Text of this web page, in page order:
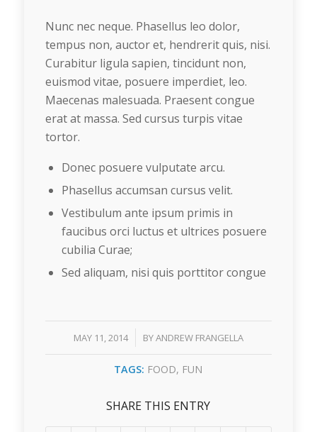
Nunc nec neque. Phasellus leo dolor,
tempus non, auctor et, hendrerit quis, nisi.
Curabitur ligula sapien, tincidunt non,
euismod vitae, posuere imperdiet, leo.
Maecenas malesuada. Praesent congue
erat at massa. Sed cursus turpis vitae
tortor.
Donec posuere vulputate arcu.
Phasellus accumsan cursus velit.
Vestibulum ante ipsum primis in
faucibus orci luctus et ultrices posuere
cubilia Curae;
Sed aliquam, nisi quis porttitor congue
MAY 11, 2014
/ BYANDREW FRANGELLA
TAGS: FOOD, FUN
SHARE THIS ENTRY